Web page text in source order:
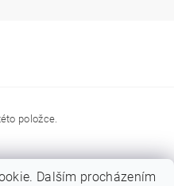
položce.
Dalším procházením